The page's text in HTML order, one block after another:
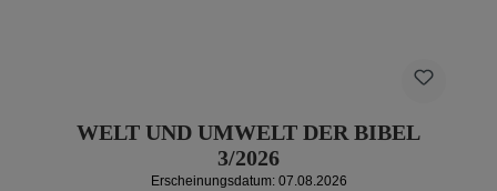
WELT UND UMWELT DER BIBEL
3/2026
Erscheinungsdatum: 07.08.2026